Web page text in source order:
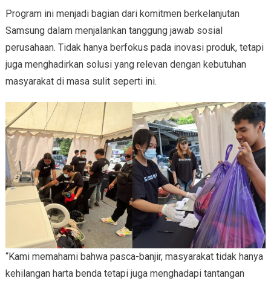
Program ini menjadi bagian dari komitmen berkelanjutan
Samsung dalam menjalankan tanggung jawab sosial
perusahaan. Tidak hanya berfokus pada inovasi produk, tetapi
juga menghadirkan solusi yang relevan dengan kebutuhan
masyarakat di masa sulit seperti ini.
“Kami memahami bahwa pasca-banjir, masyarakat tidak hanya
kehilangan harta benda tetapi juga menghadapi tantangan